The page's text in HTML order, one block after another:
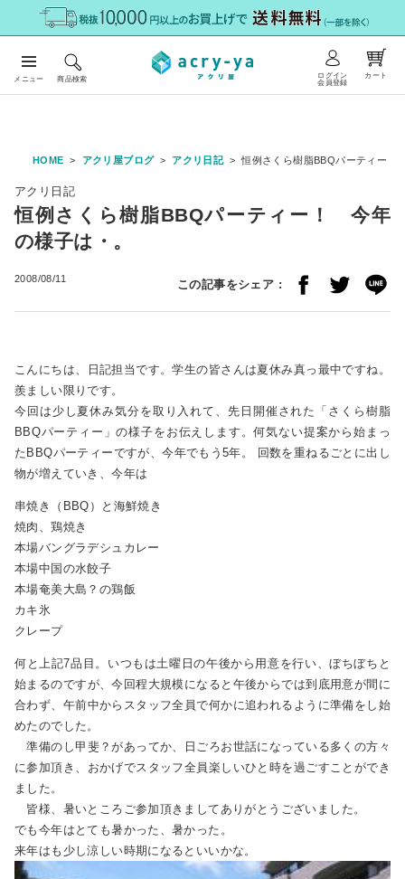
メニュー 商品検索
ログイン
会員登録
カート
HOME アクリ屋ブログ アクリ日記 恒例さくら樹脂BBQパーティー
アクリ日記
恒例さくら樹脂BBQパーティー！ 今年
の様子は・。
2008/08/11 この記事をシェア :
こんにちは、日記担当です。学生の皆さんは夏休み真っ最中ですね。
羨ましい限りです。
今回は少し夏休み気分を取り入れて、先日開催された「さくら樹脂
BBQパーティー」の様子をお伝えします。何気ない提案から始まっ
たBBQパーティーですが、今年でもう5年。 回数を重ねるごとに出し
物が増えていき、今年は
串焼き（BBQ）と海鮮焼き
焼肉、鶏焼き
本場バングラデシュカレー
本場中国の水餃子
本場奄美大島？の鶏飯
カキ氷
クレープ
何と上記7品目。いつもは土曜日の午後から用意を行い、ぼちぼちと
始まるのですが、今回程大規模になると午後からでは到底用意が間に
合わず、午前中からスタッフ全員で何かに追われるように準備をし始
めたのでした。
準備のし甲斐？があってか、日ごろお世話になっている多くの方々
に参加頂き、おかげでスタッフ全員楽しいひと時を過ごすことができ
ました。
皆様、暑いところご参加頂きましてありがとうございました。
でも今年はとても暑かった、暑かった。
来年はも少し涼しい時期になるといいかな。